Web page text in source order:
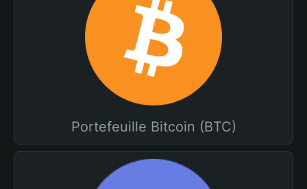
Portefeuille Bitcoin (BTC)